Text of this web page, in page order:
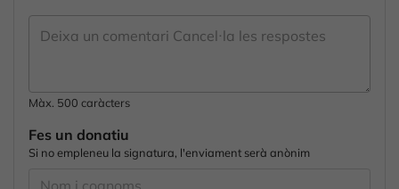
Màx. 500 caràcters
Fes un donatiu
Si no empleneu la signatura, l'enviament serà anònim